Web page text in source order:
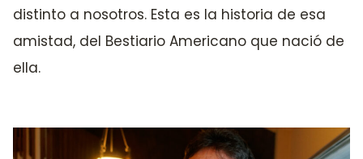
distinto a nosotros. Esta es la historia de esa
amistad, del Bestiario Americano que nació de
ella.